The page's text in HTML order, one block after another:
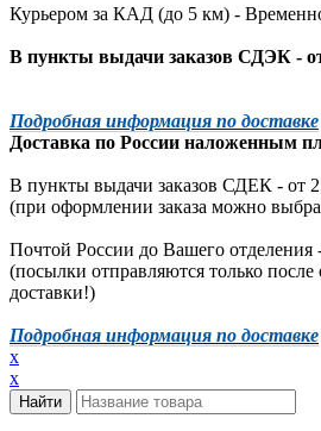
Курьером за КАД (до 5 км) -
В пункты выдачи заказов СДЭК -
Подробная информация по доставке
Доставка по России наложенным
В пункты выдачи заказов СДЕК - от
(при оформлении заказа можно
Почтой России до Вашего отделения
(посылки отправляются только
доставки!)
Подробная информация по доставке
x
x